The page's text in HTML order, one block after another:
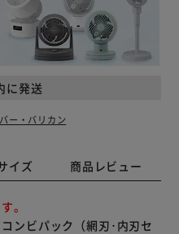
に発送
ー・バリカン
イズ 商品レビュー
。
ンビパック（網刃･内刃セ